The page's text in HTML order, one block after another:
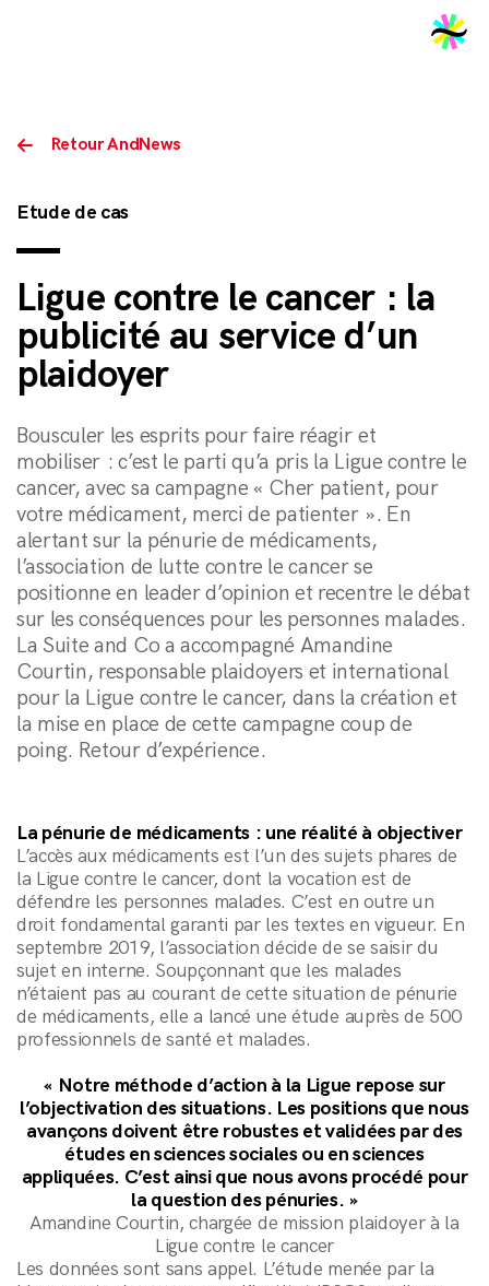
Retour AndNews
Etude de cas
Ligue contre le cancer : la
publicité au service d’un
plaidoyer
Bousculer les esprits pour faire réagir et
mobiliser : c’est le parti qu’a pris la Ligue contre le
cancer, avec sa campagne « Cher patient, pour
votre médicament, merci de patienter ». En
alertant sur la pénurie de médicaments,
l’association de lutte contre le cancer se
positionne en leader d’opinion et recentre le débat
sur les conséquences pour les personnes malades.
La Suite and Co a accompagné Amandine
Courtin, responsable plaidoyers et international
pour la Ligue contre le cancer, dans la création et
la mise en place de cette campagne coup de
poing. Retour d’expérience.
La pénurie de médicaments : une réalité à objectiver
L’accès aux médicaments est l’un des sujets phares de
la Ligue contre le cancer, dont la vocation est de
défendre les personnes malades. C’est en outre un
droit fondamental garanti par les textes en vigueur. En
septembre 2019, l’association décide de se saisir du
sujet en interne. Soupçonnant que les malades
n’étaient pas au courant de cette situation de pénurie
de médicaments, elle a lancé une étude auprès de 500
professionnels de santé et malades.
« Notre méthode d’action à la Ligue repose sur
l’objectivation des situations. Les positions que nous
avançons doivent être robustes et validées par des
études en sciences sociales ou en sciences
appliquées. C’est ainsi que nous avons procédé pour
la question des pénuries. »
Amandine Courtin, chargée de mission plaidoyer à la
Ligue contre le cancer
Les données sont sans appel. L’étude menée par la